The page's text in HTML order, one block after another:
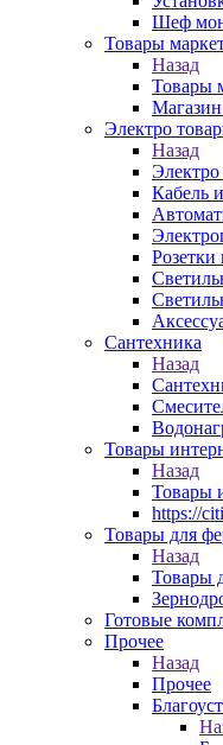
Шеф
Товары
Назад
Товары
Электро
Назад
Кабель
Сантехника
Назад
Товары
Назад
Товары
https://
Товары для
Назад
Товары
Готовые
Прочее
Назад
Прочее